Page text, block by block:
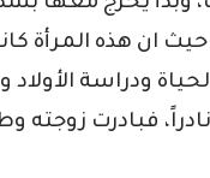
ان هذه المرأة
ودراسة
نادراً، فبادرت